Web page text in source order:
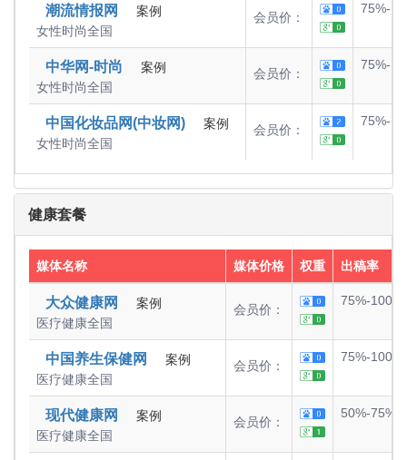
潮流情报网
案例
女性时尚全国
会员价：
75%-
中华网-时尚
案例
女性时尚全国
会员价：
75%-
中国化妆品网(中妆网)
案例
女性时尚全国
会员价：
75%-
健康套餐
媒体名称 媒体价格 权重 出稿率
大众健康网
案例
医疗健康全国
会员价：
75%-100%
中国养生保健网
案例
医疗健康全国
会员价：
75%-100%
现代健康网
案例
医疗健康全国
会员价：
50%-75%